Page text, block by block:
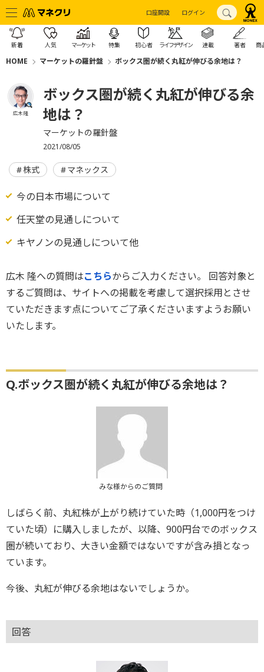
口座開設 ログイン
新着 人気 マーケット 特集 初心者 ライフデザイン 連載 著者 商
HOME マーケットの羅針盤 ボックス圏が続く丸紅が伸びる余地は？
広木 隆
ボックス圏が続く丸紅が伸びる余
地は？
マーケットの羅針盤
2021/08/05
株式 マネックス
今の日本市場について
任天堂の見通しについて
キヤノンの見通しについて他
広木 隆への質問はこちらからご入力ください。 回答対象と
するご質問は、サイトへの掲載を考慮して選択採用とさせ
ていただきます点についてご了承くださいますようお願い
いたします。
Q.ボックス圏が続く丸紅が伸びる余地は？
みな様からのご質問
しばらく前、丸紅株が上がり続けていた時（1,000円をつけ
ていた頃）に購入しましたが、以降、900円台でのボックス
圏が続いており、大きい金額ではないですが含み損となっ
ています。
今後、丸紅が伸びる余地はないでしょうか。
回答